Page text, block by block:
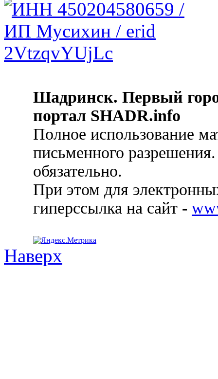
Шадринск. Первый
портал SHADR.info
Полное использование
письменного
обязательно.
При этом для
гиперссылка на сайт -
Наверх